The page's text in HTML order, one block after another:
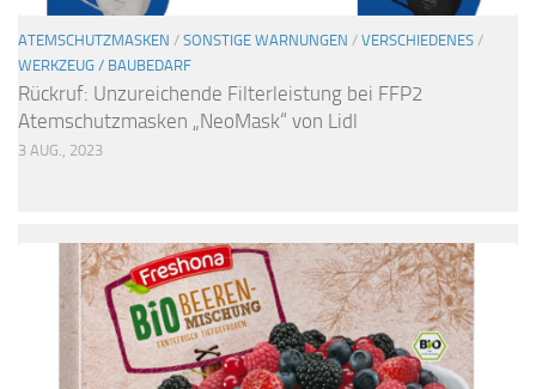
ATEMSCHUTZMASKEN / SONSTIGE WARNUNGEN / VERSCHIEDENES /
WERKZEUG / BAUBEDARF
Rückruf: Unzureichende Filterleistung bei FFP2
Atemschutzmasken „NeoMask“ von Lidl
3 AUG., 2023